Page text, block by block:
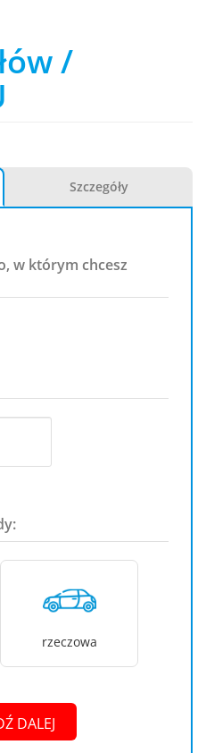
/
Szczegóły
w którym chcesz
rzeczowa
DALEJ